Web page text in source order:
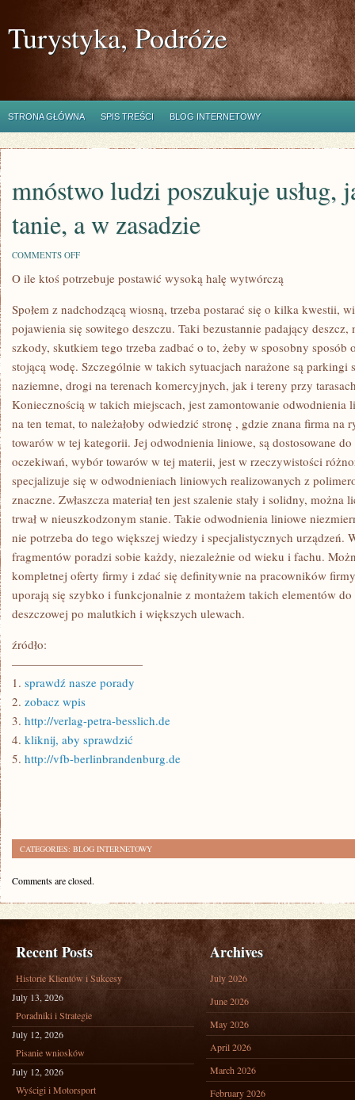
Turystyka, Podróże
STRONA GŁÓWNA SPIS TREŚCI BLOG INTERNETOWY
mnóstwo ludzi poszukuje usług,
tanie, a w zasadzie
COMMENTS OFFON
LUDZI
POSZUKUJE
JAKIE
SĄ
PRĘDKIE,
TANIE,
A
W
ZASADZIE
O ile ktoś potrzebuje postawić wysoką halę wytwórczą
Społem z nadchodzącą wiosną, trzeba postarać się o kilka kwestii,
pojawienia się sowitego deszczu. Taki bezustannie padający deszcz,
szkody, skutkiem tego trzeba zadbać o to, żeby w sposobny sposób
stojącą wodę. Szczególnie w takich sytuacjach narażone są parkingi
naziemne, drogi na terenach komercyjnych, jak i tereny przy
Koniecznością w takich miejscach, jest zamontowanie odwodnienia
na ten temat, to należałoby odwiedzić stronę , gdzie znana firma na
towarów w tej kategorii. Jej odwodnienia liniowe, są dostosowane
oczekiwań, wybór towarów w tej materii, jest w rzeczywistości
specjalizuje się w odwodnieniach liniowych realizowanych z
znaczne. Zwłaszcza materiał ten jest szalenie stały i solidny, można
trwał w nieuszkodzonym stanie. Takie odwodnienia liniowe
nie potrzeba do tego większej wiedzy i specjalistycznych urządzeń.
fragmentów poradzi sobie każdy, niezależnie od wieku i fachu.
kompletnej oferty firmy i zdać się definitywnie na pracowników
uporają się szybko i funkcjonalnie z montażem takich elementów
deszczowej po malutkich i większych ulewach.
źródło:
———————————
1. sprawdź nasze porady
2. zobacz wpis
3. http://verlag-petra-besslich.de
4. kliknij, aby sprawdzić
5. http://vfb-berlinbrandenburg.de
CATEGORIES: BLOG INTERNETOWY
Comments are closed.
Recent Posts
Historie Klientów i Sukcesy
July 13, 2026
Poradniki i Strategie
July 12, 2026
Pisanie wniosków
July 12, 2026
Wyścigi i Motorsport
Archives
July 2026
June 2026
May 2026
April 2026
March 2026
February 2026